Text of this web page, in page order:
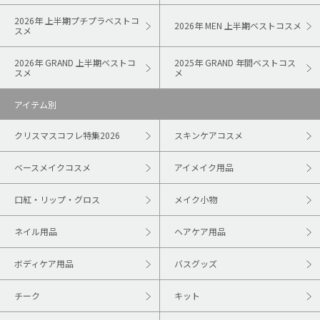
2026年 上半期プチプラベストコ
スメ
2026年 MEN 上半期ベストコスメ
2026年 GRAND 上半期ベストコ
スメ
2025年 GRAND 年間ベストコス
メ
アイテム別
クリスマスコフレ特集2026 スキンケアコスメ
ベースメイクコスメ アイメイク用品
口紅・リップ・グロス メイク小物
ネイル用品 ヘアケア用品
ボディケア用品 バスグッズ
チーク キット